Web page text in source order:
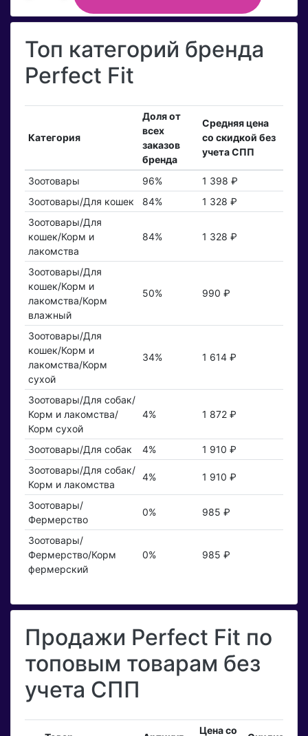
Топ категорий бренда
Perfect Fit
Категория
Доля от
всех
заказов
бренда
Средняя цена
со скидкой без
учета СПП
Зоотовары 96%
1 398 ₽
Зоотовары/Для кошек
84%
1 328 ₽
Зоотовары/Для
кошек/Корм и
лакомства
84% 1 328 ₽
Зоотовары/Для
кошек/Корм и
лакомства/Корм
влажный
50% 990 ₽
Зоотовары/Для
кошек/Корм и
лакомства/Корм
сухой
34% 1 614 ₽
Зоотовары/Для собак/
Корм и лакомства/
Корм сухой
4% 1 872 ₽
Зоотовары/Для собак 4%
1 910 ₽
Зоотовары/Для собак/
Корм и лакомства
4% 1 910 ₽
Зоотовары/
Фермерство
0% 985 ₽
Зоотовары/
Фермерство/Корм
фермерский
0% 985 ₽
Продажи Perfect Fit по
топовым товарам без
учета СПП
Цена со